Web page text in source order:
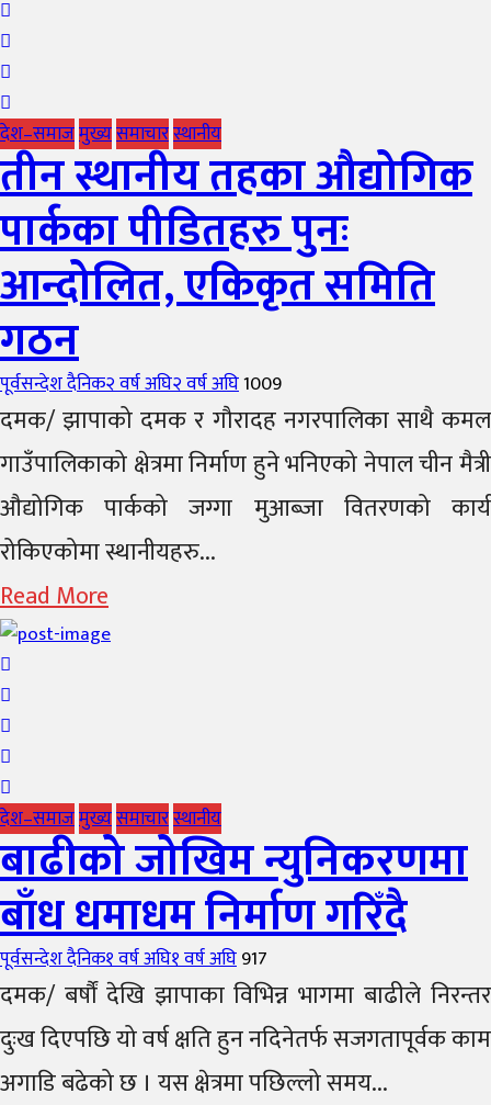
देश–समाजमुख्यसमाचारस्थानीय
तीन स्थानीय तहका औद्योगिक
पार्कका पीडितहरु पुनः
आन्दोलित, एकिकृत समिति
गठन
Author
पूर्वसन्देश दैनिकPosted
on
२ वर्ष अघि२ वर्ष अघि1009
दमक/ झापाको दमक र गौरादह नगरपालिका साथै कमल
गाउँपालिकाको क्षेत्रमा निर्माण हुने भनिएको नेपाल चीन मैत्री
औद्योगिक पार्कको जग्गा मुआब्जा वितरणको कार्य
रोकिएकोमा स्थानीयहरु...
Read More
देश–समाजमुख्यसमाचारस्थानीय
बाढीको जोखिम न्युनिकरणमा
बाँध धमाधम निर्माण गरिँदै
Author
पूर्वसन्देश दैनिकPosted
on
१ वर्ष अघि१ वर्ष अघि917
दमक/ बर्षौं देखि झापाका विभिन्न भागमा बाढीले निरन्तर
दुःख दिएपछि यो वर्ष क्षति हुन नदिनेतर्फ सजगतापूर्वक काम
अगाडि बढेको छ । यस क्षेत्रमा पछिल्लो समय...